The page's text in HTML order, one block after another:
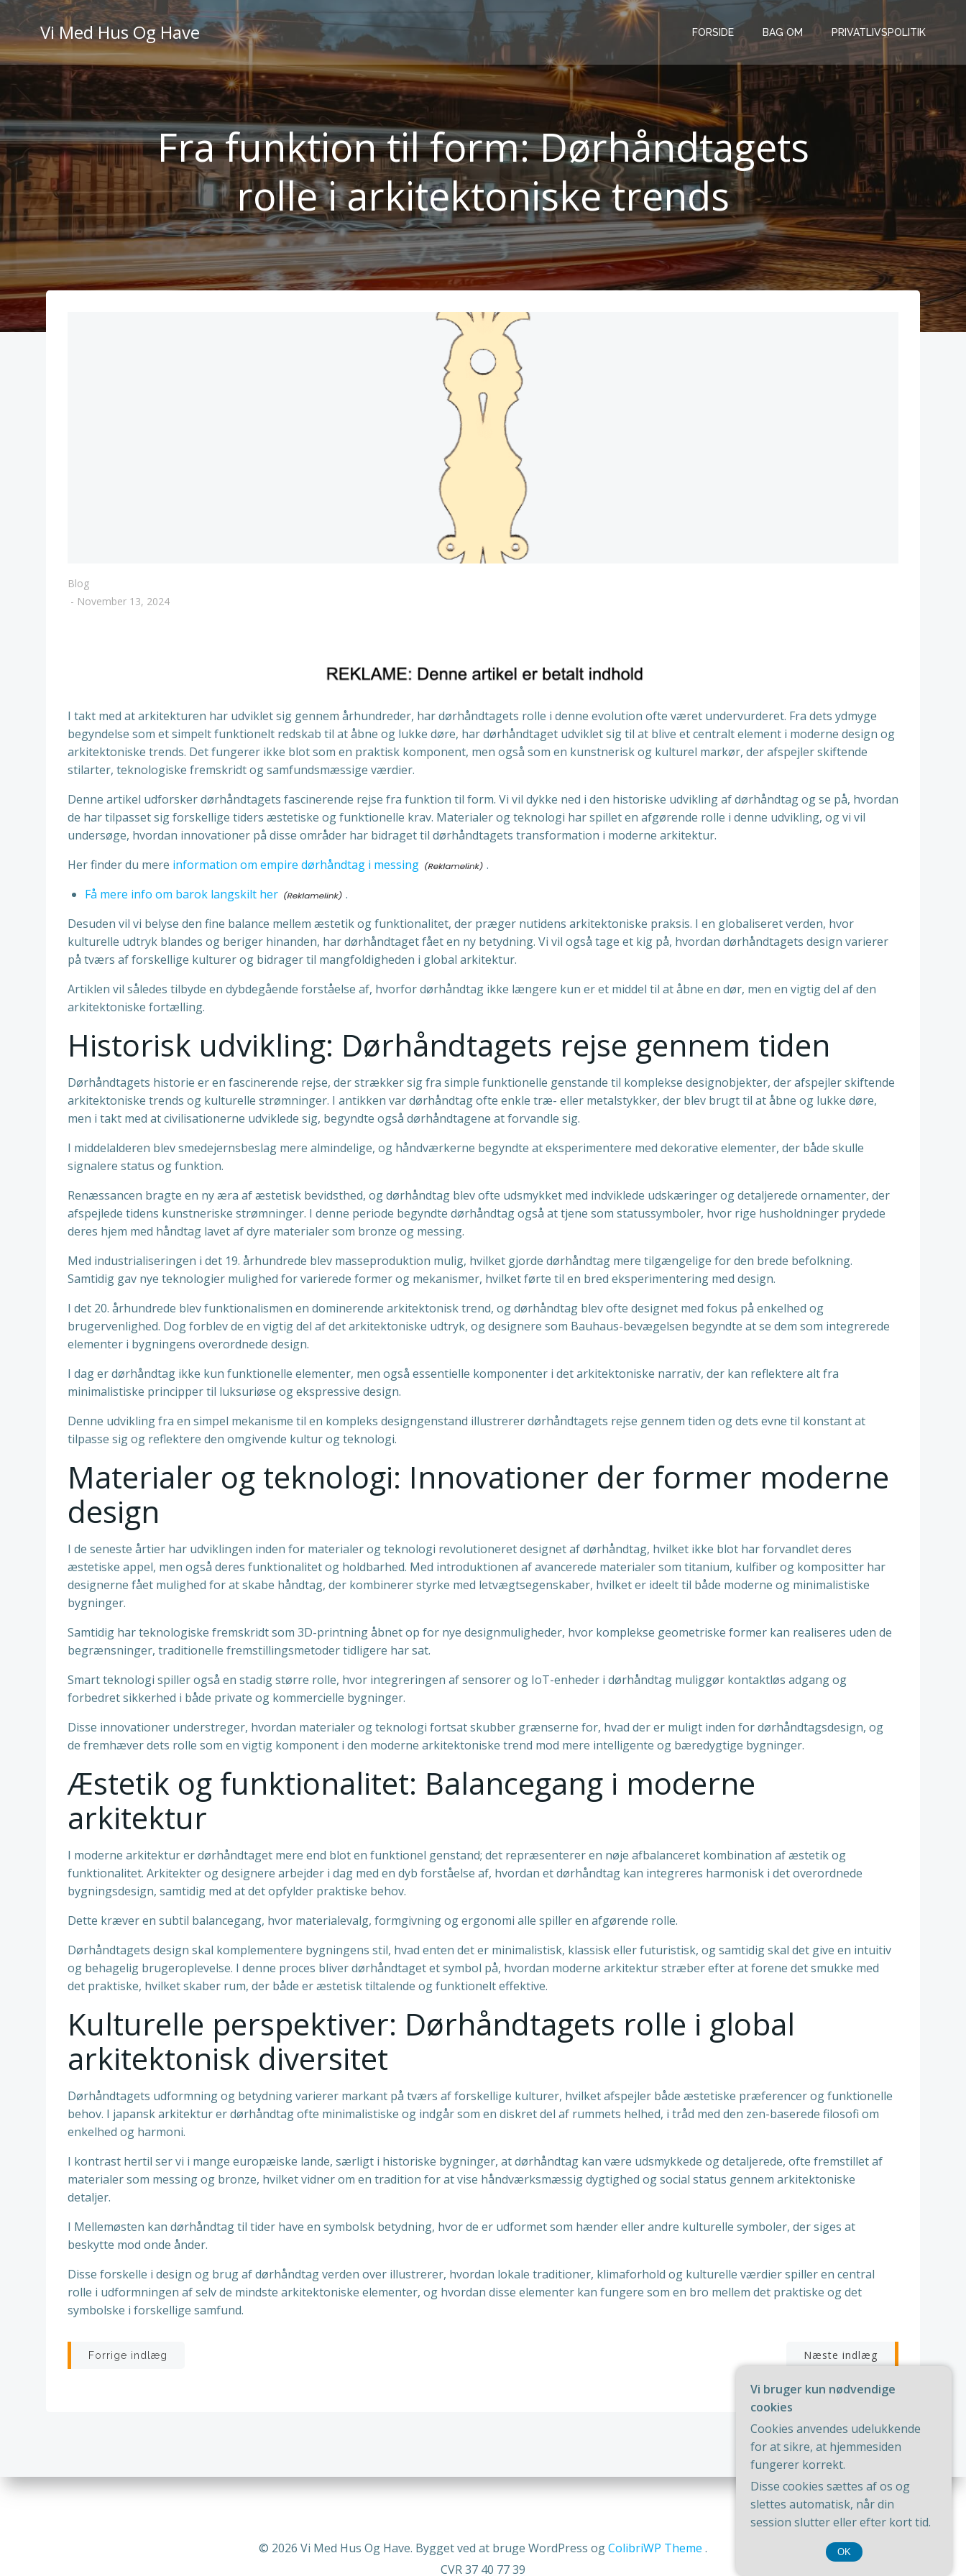
Videre
indholdVi Med Hus Og Have FORSIDE BAG OM PRIVATLIVSPOLITIK
Fra funktion til form: Dørhåndtagets
rolle i arkitektoniske trends
Blog
- November 13, 2024
I takt med at arkitekturen har udviklet sig gennem århundreder, har dørhåndtagets rolle i denne evolution ofte været undervurderet. Fra dets ydmyge
begyndelse som et simpelt funktionelt redskab til at åbne og lukke døre, har dørhåndtaget udviklet sig til at blive et centralt element i moderne design og
arkitektoniske trends. Det fungerer ikke blot som en praktisk komponent, men også som en kunstnerisk og kulturel markør, der afspejler skiftende
stilarter, teknologiske fremskridt og samfundsmæssige værdier.
Denne artikel udforsker dørhåndtagets fascinerende rejse fra funktion til form. Vi vil dykke ned i den historiske udvikling af dørhåndtag og se på, hvordan
de har tilpasset sig forskellige tiders æstetiske og funktionelle krav. Materialer og teknologi har spillet en afgørende rolle i denne udvikling, og vi vil
undersøge, hvordan innovationer på disse områder har bidraget til dørhåndtagets transformation i moderne arkitektur.
Her finder du mere information om empire dørhåndtag i messing
.
Få mere info om barok langskilt her
.
Desuden vil vi belyse den fine balance mellem æstetik og funktionalitet, der præger nutidens arkitektoniske praksis. I en globaliseret verden, hvor
kulturelle udtryk blandes og beriger hinanden, har dørhåndtaget fået en ny betydning. Vi vil også tage et kig på, hvordan dørhåndtagets design varierer
på tværs af forskellige kulturer og bidrager til mangfoldigheden i global arkitektur.
Artiklen vil således tilbyde en dybdegående forståelse af, hvorfor dørhåndtag ikke længere kun er et middel til at åbne en dør, men en vigtig del af den
arkitektoniske fortælling.
Historisk udvikling: Dørhåndtagets rejse gennem tiden
Dørhåndtagets historie er en fascinerende rejse, der strækker sig fra simple funktionelle genstande til komplekse designobjekter, der afspejler skiftende
arkitektoniske trends og kulturelle strømninger. I antikken var dørhåndtag ofte enkle træ- eller metalstykker, der blev brugt til at åbne og lukke døre,
men i takt med at civilisationerne udviklede sig, begyndte også dørhåndtagene at forvandle sig.
I middelalderen blev smedejernsbeslag mere almindelige, og håndværkerne begyndte at eksperimentere med dekorative elementer, der både skulle
signalere status og funktion.
Renæssancen bragte en ny æra af æstetisk bevidsthed, og dørhåndtag blev ofte udsmykket med indviklede udskæringer og detaljerede ornamenter, der
afspejlede tidens kunstneriske strømninger. I denne periode begyndte dørhåndtag også at tjene som statussymboler, hvor rige husholdninger prydede
deres hjem med håndtag lavet af dyre materialer som bronze og messing.
Med industrialiseringen i det 19. århundrede blev masseproduktion mulig, hvilket gjorde dørhåndtag mere tilgængelige for den brede befolkning.
Samtidig gav nye teknologier mulighed for varierede former og mekanismer, hvilket førte til en bred eksperimentering med design.
I det 20. århundrede blev funktionalismen en dominerende arkitektonisk trend, og dørhåndtag blev ofte designet med fokus på enkelhed og
brugervenlighed. Dog forblev de en vigtig del af det arkitektoniske udtryk, og designere som Bauhaus-bevægelsen begyndte at se dem som integrerede
elementer i bygningens overordnede design.
I dag er dørhåndtag ikke kun funktionelle elementer, men også essentielle komponenter i det arkitektoniske narrativ, der kan reflektere alt fra
minimalistiske principper til luksuriøse og ekspressive design.
Denne udvikling fra en simpel mekanisme til en kompleks designgenstand illustrerer dørhåndtagets rejse gennem tiden og dets evne til konstant at
tilpasse sig og reflektere den omgivende kultur og teknologi.
Materialer og teknologi: Innovationer der former moderne
design
I de seneste årtier har udviklingen inden for materialer og teknologi revolutioneret designet af dørhåndtag, hvilket ikke blot har forvandlet deres
æstetiske appel, men også deres funktionalitet og holdbarhed. Med introduktionen af avancerede materialer som titanium, kulfiber og kompositter har
designerne fået mulighed for at skabe håndtag, der kombinerer styrke med letvægtsegenskaber, hvilket er ideelt til både moderne og minimalistiske
bygninger.
Samtidig har teknologiske fremskridt som 3D-printning åbnet op for nye designmuligheder, hvor komplekse geometriske former kan realiseres uden de
begrænsninger, traditionelle fremstillingsmetoder tidligere har sat.
Smart teknologi spiller også en stadig større rolle, hvor integreringen af sensorer og IoT-enheder i dørhåndtag muliggør kontaktløs adgang og
forbedret sikkerhed i både private og kommercielle bygninger.
Disse innovationer understreger, hvordan materialer og teknologi fortsat skubber grænserne for, hvad der er muligt inden for dørhåndtagsdesign, og
de fremhæver dets rolle som en vigtig komponent i den moderne arkitektoniske trend mod mere intelligente og bæredygtige bygninger.
Æstetik og funktionalitet: Balancegang i moderne
arkitektur
I moderne arkitektur er dørhåndtaget mere end blot en funktionel genstand; det repræsenterer en nøje afbalanceret kombination af æstetik og
funktionalitet. Arkitekter og designere arbejder i dag med en dyb forståelse af, hvordan et dørhåndtag kan integreres harmonisk i det overordnede
bygningsdesign, samtidig med at det opfylder praktiske behov.
Dette kræver en subtil balancegang, hvor materialevalg, formgivning og ergonomi alle spiller en afgørende rolle.
Dørhåndtagets design skal komplementere bygningens stil, hvad enten det er minimalistisk, klassisk eller futuristisk, og samtidig skal det give en intuitiv
og behagelig brugeroplevelse. I denne proces bliver dørhåndtaget et symbol på, hvordan moderne arkitektur stræber efter at forene det smukke med
det praktiske, hvilket skaber rum, der både er æstetisk tiltalende og funktionelt effektive.
Kulturelle perspektiver: Dørhåndtagets rolle i global
arkitektonisk diversitet
Dørhåndtagets udformning og betydning varierer markant på tværs af forskellige kulturer, hvilket afspejler både æstetiske præferencer og funktionelle
behov. I japansk arkitektur er dørhåndtag ofte minimalistiske og indgår som en diskret del af rummets helhed, i tråd med den zen-baserede filosofi om
enkelhed og harmoni.
I kontrast hertil ser vi i mange europæiske lande, særligt i historiske bygninger, at dørhåndtag kan være udsmykkede og detaljerede, ofte fremstillet af
materialer som messing og bronze, hvilket vidner om en tradition for at vise håndværksmæssig dygtighed og social status gennem arkitektoniske
detaljer.
I Mellemøsten kan dørhåndtag til tider have en symbolsk betydning, hvor de er udformet som hænder eller andre kulturelle symboler, der siges at
beskytte mod onde ånder.
Disse forskelle i design og brug af dørhåndtag verden over illustrerer, hvordan lokale traditioner, klimaforhold og kulturelle værdier spiller en central
rolle i udformningen af selv de mindste arkitektoniske elementer, og hvordan disse elementer kan fungere som en bro mellem det praktiske og det
symbolske i forskellige samfund.
Indlægsnavigation
Forrige indlæg Indlægsnavigation Næste indlæg
© 2026 Vi Med Hus Og Have. Bygget ved at bruge WordPress ogColibriWP Theme .
CVR 37 40 77 39
Vi bruger kun nødvendige
cookies
Cookies anvendes udelukkende
for at sikre, at hjemmesiden
fungerer korrekt.
Disse cookies sættes af os og
slettes automatisk, når din
session slutter eller efter kort tid.
OK